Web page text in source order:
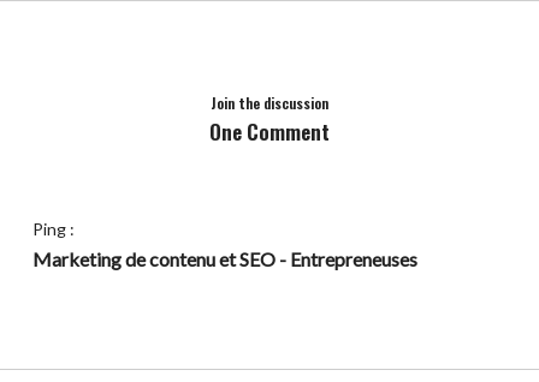
Join the discussion
One Comment
Ping :
Marketing de contenu et SEO - Entrepreneuses